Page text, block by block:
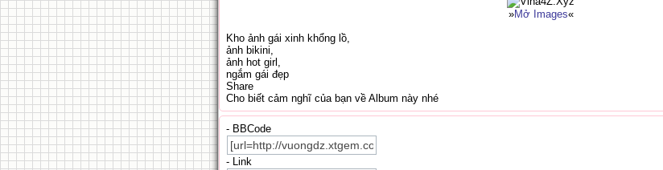
»Mở Images«
Kho ảnh gái xinh khổng lồ,
ảnh bikini,
ảnh hot girl,
ngắm gái đẹp
Share
Cho biết cảm nghĩ của bạn về Album này nhé
- BBCode
- Link